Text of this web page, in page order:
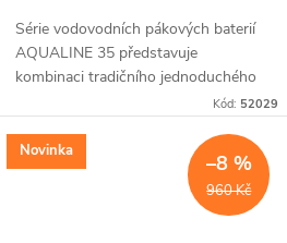
Série vodovodních pákových baterií
AQUALINE 35 představuje
kombinaci tradičního jednoduchého
designu a kvality provedení za
35 • Barva: Chrom •...
Kód: 52029
Novinka
960 Kč
–8 %